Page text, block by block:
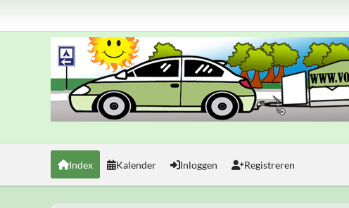
Index Kalender Inloggen Registreren